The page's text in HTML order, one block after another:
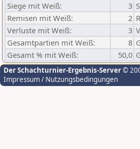
Siege mit Weiß:
3
Remisen mit Weiß:
2
Verluste mit Weiß:
3
Gesamtpartien mit Weiß:
8
Gesamt % mit Weiß:
50,0
Der Schachturnier-Ergebnis-Server©
Impressum / Nutzungsbedingungen